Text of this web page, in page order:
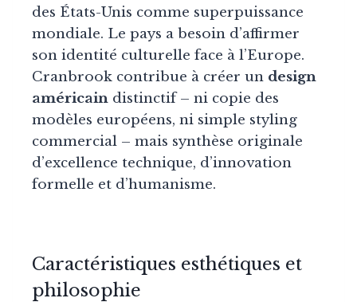
des États-Unis comme superpuissance
mondiale. Le pays a besoin d’affirmer
son identité culturelle face à l’Europe.
Cranbrook contribue à créer un design
américain distinctif – ni copie des
modèles européens, ni simple styling
commercial – mais synthèse originale
d’excellence technique, d’innovation
formelle et d’humanisme.
Caractéristiques esthétiques et
philosophie